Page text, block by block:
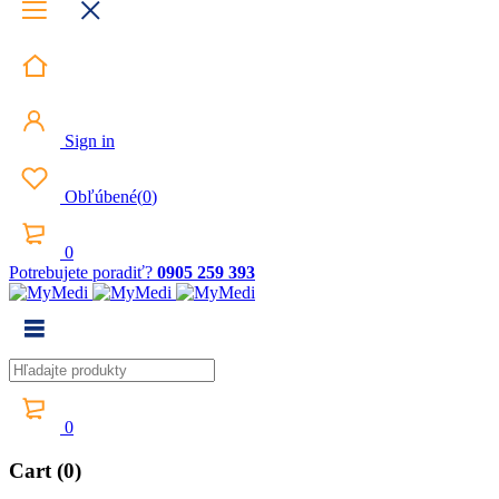
Sign in
Obľúbené(0)
0
Potrebujete poradiť? 0905 259 393
0
Cart (0)